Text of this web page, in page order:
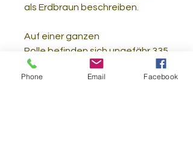
als Erdbraun beschreiben.
Auf einer ganzen
Rolle befinden sich ungefähr 335
Meter Garn (Ca.100 g).
Phone Email Facebook